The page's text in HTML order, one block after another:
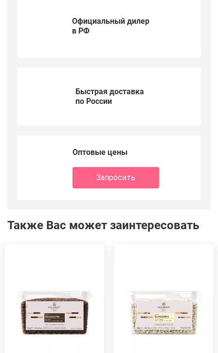
Официальный дилер
в РФ
Быстрая доставка
по России
Оптовые цены
Запросить
Также Вас может заинтересовать